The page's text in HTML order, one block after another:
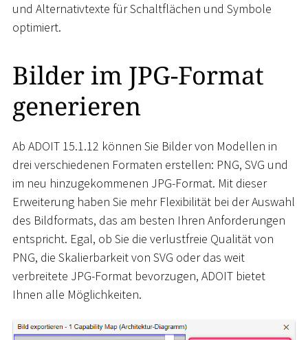
und Alternativtexte für Schaltflächen und Symbole
optimiert.
Bilder im JPG-Format
generieren
Ab ADOIT 15.1.12 können Sie Bilder von Modellen in
drei verschiedenen Formaten erstellen: PNG, SVG und
im neu hinzugekommenen JPG-Format. Mit dieser
Erweiterung haben Sie mehr Flexibilität bei der Auswahl
des Bildformats, das am besten Ihren Anforderungen
entspricht. Egal, ob Sie die verlustfreie Qualität von
PNG, die Skalierbarkeit von SVG oder das weit
verbreitete JPG-Format bevorzugen, ADOIT bietet
Ihnen alle Möglichkeiten.